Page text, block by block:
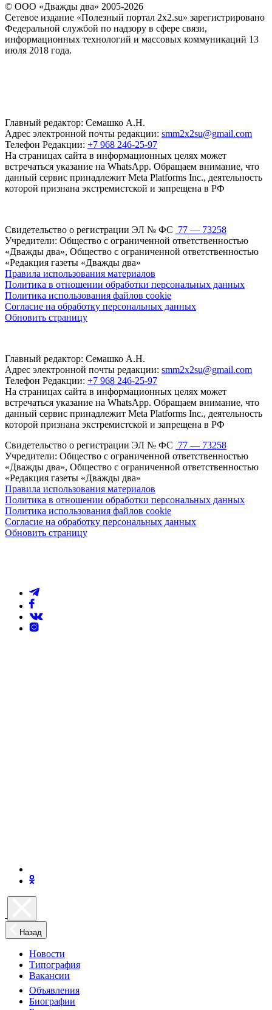
© ООО «Дважды два» 2005-2026
Сетевое издание «Полезный портал 2x2.su» зарегистрировано
Федеральной службой по надзору в сфере связи,
информационных технологий и массовых коммуникаций 13
июля 2018 года.
Главный редактор: Семашко А.Н.
Адрес электронной почты редакции: smm2x2su@gmail.com
Телефон Редакции: +7 968 246-25-97
На страницах сайта в информационных целях может
встречаться указание на WhatsApp. Обращаем внимание, что
данный сервис принадлежит Meta Platforms Inc., деятельность
которой признана экстремистской и запрещена в РФ
Свидетельство о регистрации ЭЛ № ФС 77 — 73258
Учредители: Общество с ограниченной ответственностью
«Дважды два», Общество с ограниченной ответственностью
«Редакция газеты «Дважды два»
Правила использования материалов
Политика в отношении обработки персональных данных
Политика использования файлов cookie
Согласие на обработку персональных данных
Обновить страницу
Главный редактор: Семашко А.Н.
Адрес электронной почты редакции: smm2x2su@gmail.com
Телефон Редакции: +7 968 246-25-97
На страницах сайта в информационных целях может
встречаться указание на WhatsApp. Обращаем внимание, что
данный сервис принадлежит Meta Platforms Inc., деятельность
которой признана экстремистской и запрещена в РФ
Свидетельство о регистрации ЭЛ № ФС 77 — 73258
Учредители: Общество с ограниченной ответственностью
«Дважды два», Общество с ограниченной ответственностью
«Редакция газеты «Дважды два»
Правила использования материалов
Политика в отношении обработки персональных данных
Политика использования файлов cookie
Согласие на обработку персональных данных
Обновить страницу
Назад
Новости
Типография
Вакансии
Объявления
Биографии